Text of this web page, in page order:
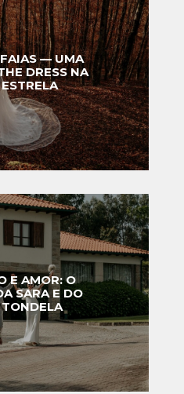
— UMA
DRESS NA
E AMOR: O
SARA E DO